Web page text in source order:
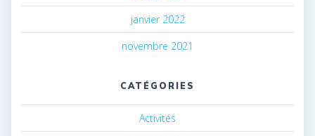
janvier 2022
novembre 2021
CATÉGORIES
Activités